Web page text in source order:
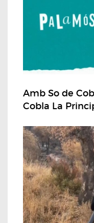
Amb So de
Cobla La